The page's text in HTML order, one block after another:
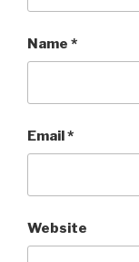
Name *
Email*
Website